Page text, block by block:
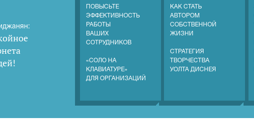
!
ПОВЫСЬТЕ
ЭФФЕКТИВНОСТЬ
РАБОТЫ
ВАШИХ
СОТРУДНИКОВ
«СОЛО НА
КЛАВИАТУРЕ»
ДЛЯ ОРГАНИЗАЦИЙ
КАК СТАТЬ
АВТОРОМ
СОБСТВЕННОЙ
ЖИЗНИ
СТРАТЕГИЯ
ТВОРЧЕСТВА
УОЛТА ДИСНЕЯ